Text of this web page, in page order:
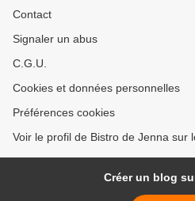
Contact
Signaler un abus
C.G.U.
Cookies et données personnelles
Préférences cookies
Voir le profil de Bistro de Jenna sur
Créer un blog